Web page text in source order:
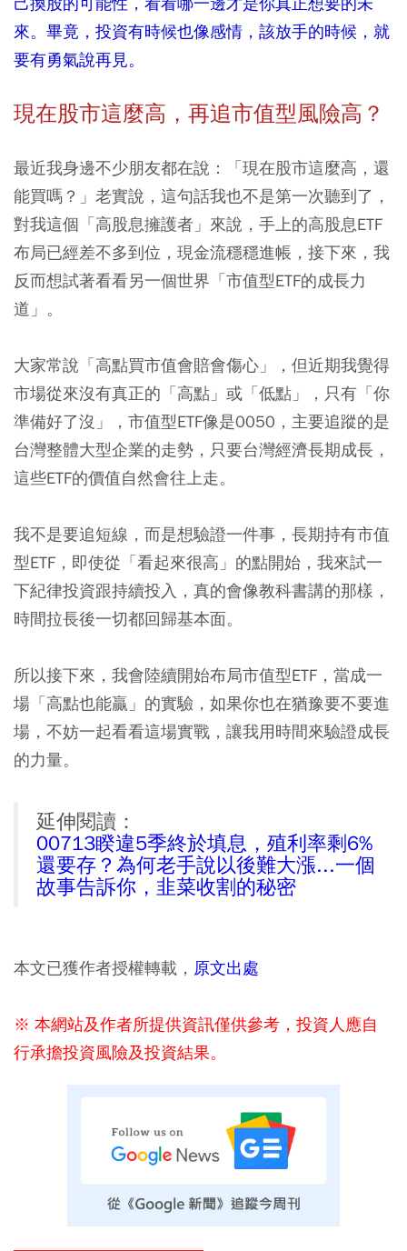
來。畢竟，投資有時候也像感情，該放手的時候，就
要有勇氣說再見。
現在股市這麼高，再追市值型風險高？
最近我身邊不少朋友都在說：「現在股市這麼高，還
能買嗎？」老實說，這句話我也不是第一次聽到了，
對我這個「高股息擁護者」來說，手上的高股息ETF
布局已經差不多到位，現金流穩穩進帳，接下來，我
反而想試著看看另一個世界「市值型ETF的成長力
道」。
大家常說「高點買市值會賠會傷心」，但近期我覺得
市場從來沒有真正的「高點」或「低點」，只有「你
準備好了沒」，市值型ETF像是0050，主要追蹤的是
台灣整體大型企業的走勢，只要台灣經濟長期成長，
這些ETF的價值自然會往上走。
我不是要追短線，而是想驗證一件事，長期持有市值
型ETF，即使從「看起來很高」的點開始，我來試一
下紀律投資跟持續投入，真的會像教科書講的那樣，
時間拉長後一切都回歸基本面。
所以接下來，我會陸續開始布局市值型ETF，當成一
場「高點也能贏」的實驗，如果你也在猶豫要不要進
場，不妨一起看看這場實戰，讓我用時間來驗證成長
的力量。
延伸閱讀：
00713睽違5季終於填息，殖利率剩6%
還要存？為何老手說以後難大漲...一個
故事告訴你，韭菜收割的秘密
本文已獲作者授權轉載， 原文出處
※ 本網站及作者所提供資訊僅供參考，投資人應自
行承擔投資風險及投資結果。